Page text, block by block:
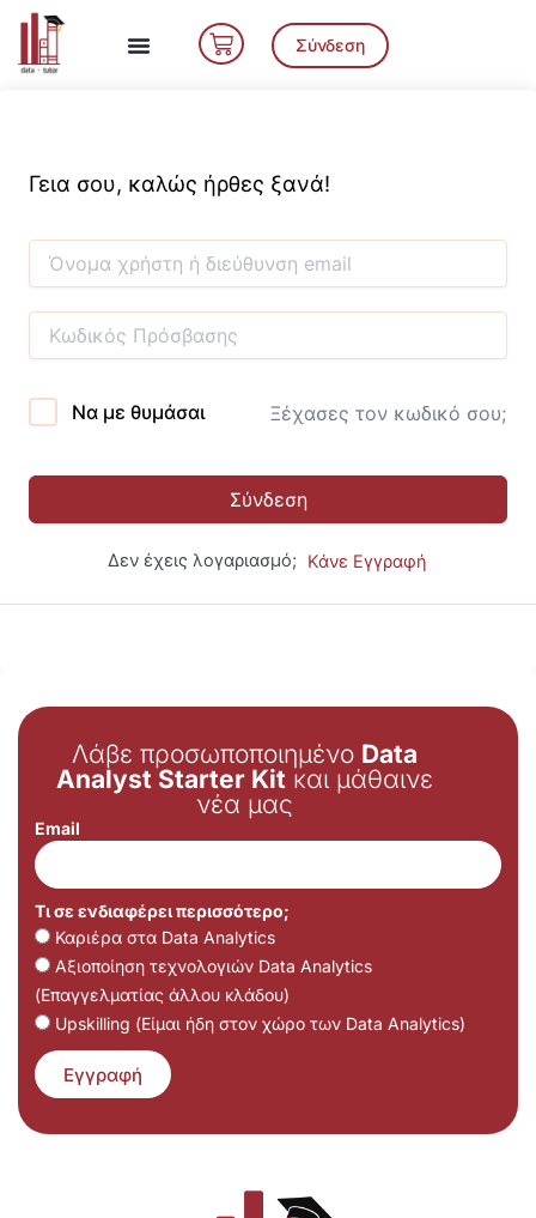
Μετάβαση
περιεχόμενο
Cart Σύνδεση
Γεια σου, καλώς ήρθες ξανά!
Να με θυμάσαι Ξέχασες τον κωδικό σου;
Σύνδεση
Δεν έχεις λογαριασμό; Κάνε Εγγραφή
Λάβε προσωποποιημένο Data
Analyst Starter Kit και μάθαινε
νέα μας
Email
Τι σε ενδιαφέρει περισσότερο;
Καριέρα στα Data Analytics
Αξιοποίηση τεχνολογιών Data Analytics
(Επαγγελματίας άλλου κλάδου)
Upskilling (Είμαι ήδη στον χώρο των Data Analytics)
Εγγραφή